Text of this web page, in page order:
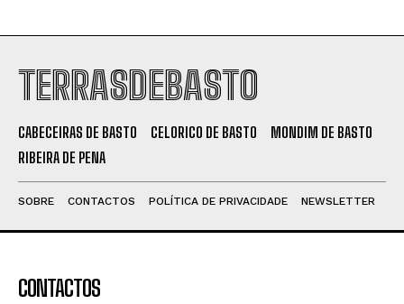
TERRASDEBASTO
CABECEIRAS DE BASTO CELORICO DE BASTO
MONDIM DE BASTO
RIBEIRA DE PENA
SOBRE CONTACTOS POLÍTICA DE PRIVACIDADE NEWSLETTER
CONTACTOS